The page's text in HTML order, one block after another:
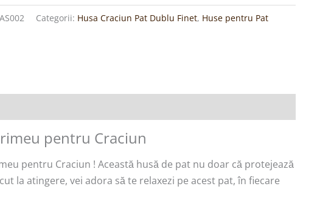
Categorii: Husa Craciun Pat Dublu Finet, Huse pentru Pat
pentru Craciun
pentru Craciun ! Această husă de pat nu doar că protejează
la atingere, vei adora să te relaxezi pe acest pat, în fiecare